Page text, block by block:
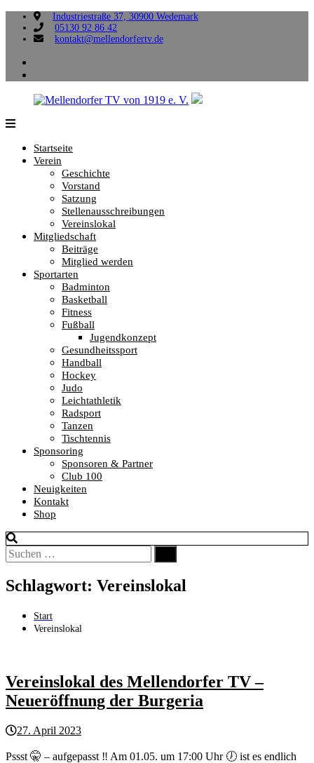
Zum
Inhalt
springen
Industriestraße 37, 30900 Wedemark
05130 92 86 42
kontakt@mellendorfertv.de
Vielfalt,Startseite
Verein
Geschichte
Vorstand
Satzung
Stellenausschreibungen
Vereinslokal
Mitgliedschaft
Beiträge
Mitglied werden
Sportarten
Badminton
Basketball
Fitness
Fußball
Jugendkonzept
Gesundheitssport
Handball
Hockey
Judo
Leichtathletik
Radsport
Tanzen
Tischtennis
Sponsoring
Sponsoren & Partner
Club 100
Neuigkeiten
Kontakt
Shop
Suchen
nach:
Schlagwort: Vereinslokal
Start
Vereinslokal
Vereinslokal des Mellendorfer TV –
Neueröffnung der Burgeria
27. April 2023
Pssst 🤫 – aufgepasst ‼️ Am 01.05. um 17:00 Uhr 🕖 ist es endlich